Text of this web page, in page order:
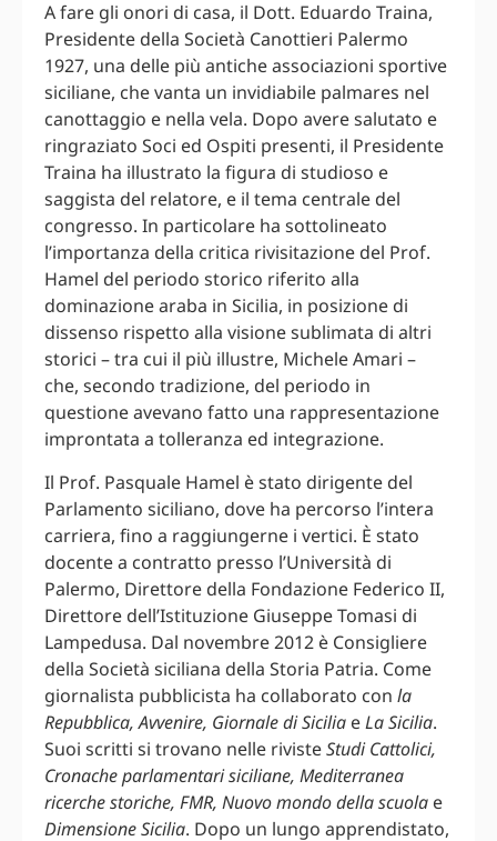
A fare gli onori di casa, il Dott. Eduardo Traina,
Presidente della Società Canottieri Palermo
1927, una delle più antiche associazioni sportive
siciliane, che vanta un invidiabile palmares nel
canottaggio e nella vela. Dopo avere salutato e
ringraziato Soci ed Ospiti presenti, il Presidente
Traina ha illustrato la figura di studioso e
saggista del relatore, e il tema centrale del
congresso. In particolare ha sottolineato
l’importanza della critica rivisitazione del Prof.
Hamel del periodo storico riferito alla
dominazione araba in Sicilia, in posizione di
dissenso rispetto alla visione sublimata di altri
storici – tra cui il più illustre, Michele Amari –
che, secondo tradizione, del periodo in
questione avevano fatto una rappresentazione
improntata a tolleranza ed integrazione.
Il Prof. Pasquale Hamel è stato dirigente del
Parlamento siciliano, dove ha percorso l’intera
carriera, fino a raggiungerne i vertici. È stato
docente a contratto presso l’Università di
Palermo, Direttore della Fondazione Federico II,
Direttore dell’Istituzione Giuseppe Tomasi di
Lampedusa. Dal novembre 2012 è Consigliere
della Società siciliana della Storia Patria. Come
giornalista pubblicista ha collaborato con la
Repubblica, Avvenire, Giornale di Sicilia eLa Sicilia.
Suoi scritti si trovano nelle rivisteStudi Cattolici,
Cronache parlamentari siciliane, Mediterranea
ricerche storiche, FMR, Nuovo mondo della scuola e
Dimensione Sicilia. Dopo un lungo apprendistato,